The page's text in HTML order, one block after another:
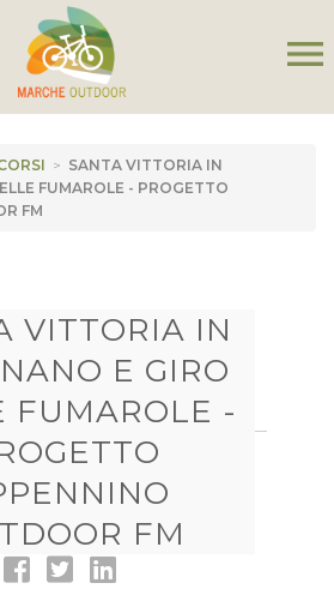
menu
> SANTA VITTORIA IN
FUMAROLE - PROGETTO
FM
VITTORIA IN
E GIRO
FUMAROLE -
FM